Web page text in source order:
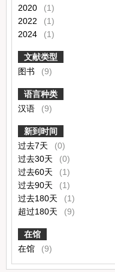
2020
(1)
2022
(1)
2024
(1)
文献类型
图书
(9)
语言种类
汉语
(9)
新到时间
过去7天
(0)
过去30天
(0)
过去60天
(1)
过去90天
(1)
过去180天
(1)
超过180天
(9)
在馆
在馆
(9)